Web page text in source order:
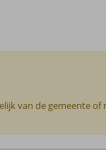
van de gemeente of